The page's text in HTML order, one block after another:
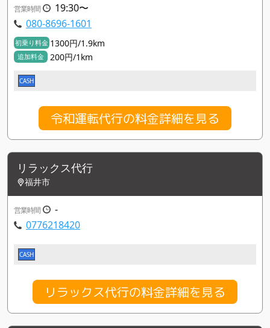
営業時間
19:30〜
080-8696-1601
初乗り料金 1300円/1.9km
追加料金 200円/1km
CASH
令和運転代行の料金詳細を見る
リラックス代行
福井市
営業時間
-
0776218420
CASH
リラックス代行の料金詳細を見る